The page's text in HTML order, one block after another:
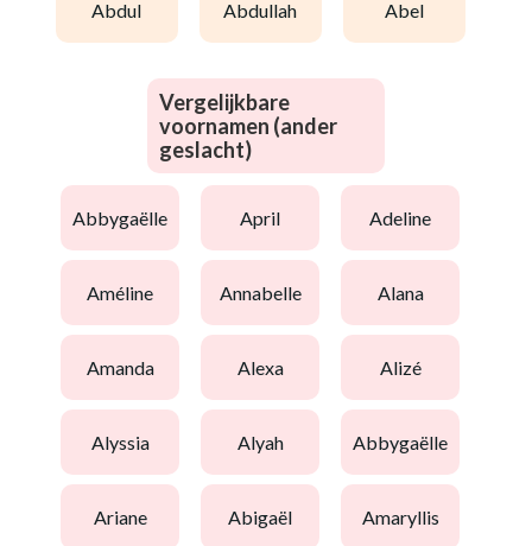
abdul abdullah abel
Vergelijkbare
voornamen (ander
geslacht)
abbygaëlle april adeline
améline annabelle alana
amanda alexa alizé
alyssia alyah abbygaëlle
ariane abigaël amaryllis